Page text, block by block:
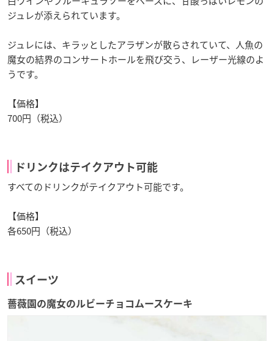
ジュレが添えられています。
ジュレには、キラッとしたアラザンが散らされていて、人魚の
魔女の結界のコンサートホールを飛び交う、レーザー光線のよ
うです。
【価格】
700円（税込）
ドリンクはテイクアウト可能
すべてのドリンクがテイクアウト可能です。
【価格】
各650円（税込）
スイーツ
薔薇園の魔女のルビーチョコムースケーキ